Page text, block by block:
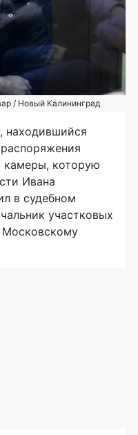
/ Новый Калининград
находившийся
камеры, которую
Ивана
в судебном
участковых